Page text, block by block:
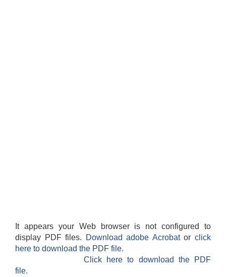
It appears your Web browser is not configured to
display PDF files.
Download adobe Acrobatorclick
here to download the PDF file.
Click here to download the PDF
file.